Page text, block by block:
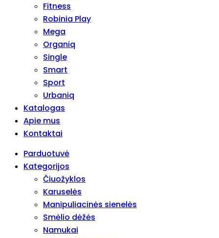
Fitness
Robinia Play
Mega
Organiq
Single
Smart
Sport
Urbaniq
Katalogas
Apie mus
Kontaktai
Parduotuvė
Kategorijos
Čiuožyklos
Karuselės
Manipuliacinės sienelės
Smėlio dėžės
Namukai